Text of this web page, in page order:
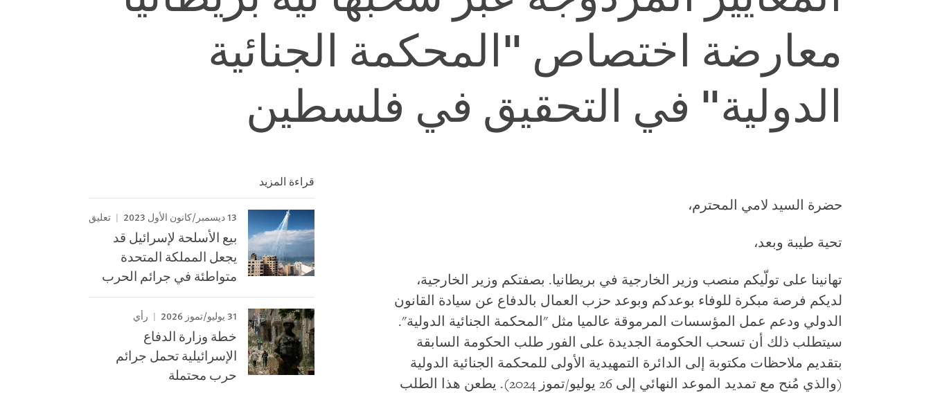
معارضة اختصاص "المحكمة الجنائية
الدولية" في التحقيق في فلسطين
حضرة السيد لامي المحترم،
تحية طيبة وبعد،
تهانينا على تولّيكم منصب وزير الخارجية في بريطانيا. بصفتكم وزير الخارجية،
لديكم فرصة مبكرة للوفاء بوعدكم وبوعد حزب العمال بالدفاع عن سيادة القانون
الدولي ودعم عمل المؤسسات المرموقة عالميا مثل "المحكمة الجنائية الدولية".
سيتطلب ذلك أن تسحب الحكومة الجديدة على الفور طلب الحكومة السابقة
بتقديم ملاحظات مكتوبة إلى الدائرة التمهيدية الأولى للمحكمة الجنائية الدولية
(والذي مُنح مع تمديد الموعد النهائي إلى 26 يوليو/تموز 2024). يطعن هذا الطلب
قراءة المزيد
13 ديسمبر/كانون الأول 2023 تعليق
بيع الأسلحة لإسرائيل قد
يجعل المملكة المتحدة
متواطئة في جرائم الحرب
31 يوليو/تموز 2026 رأي
خطة وزارة الدفاع
الإسرائيلية تحمل جرائم
حرب محتملة